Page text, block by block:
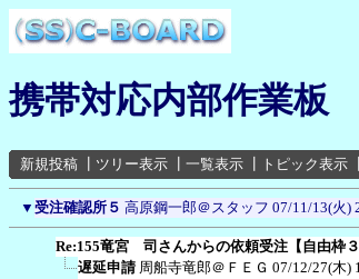
携帯対応内部作業板
新規投稿 ツリー表示 一覧表示 トピック表示
▼ 受注確認所５ 高原鋼一郎＠スタッフ 07/11/13(火)
Re:155竜宮 司さんからの依頼受注【自由枠３
遅延申請 周船寺竜郎＠ＦＥＧ 07/12/27(木)